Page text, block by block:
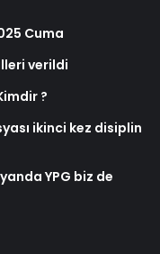
Cuma
verildi
?
ikinci kez disiplin
YPG biz de